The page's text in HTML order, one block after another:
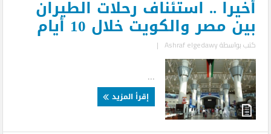
أخيرا .. استئناف رحلات الطيران
بين مصر والكويت خلال 10 أيام
كتب بواسطةAshraf elgedawy
|
إقرأ المزيد